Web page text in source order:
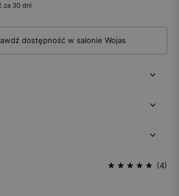
za 30 dni
dostępność w salonie Wojas
(4)